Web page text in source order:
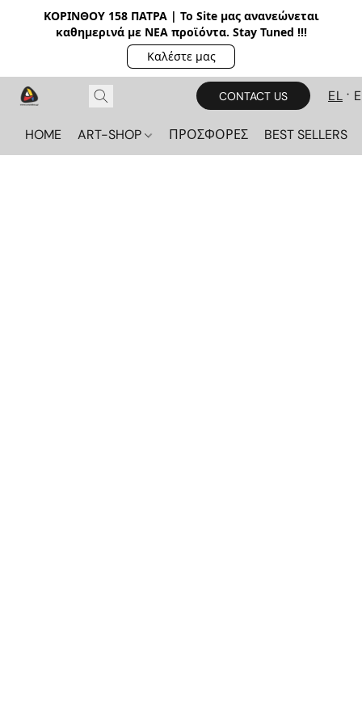
ΚΟΡΙΝΘΟΥ 158 ΠΑΤΡΑ | Το Site μας ανανεώνεται
καθημερινά με ΝΕΑ προϊόντα. Stay Tuned !!!
Καλέστε μας
CONTACT US EL
HOME ART-SHOP ΠΡΟΣΦΟΡΕΣ BEST SELLERS